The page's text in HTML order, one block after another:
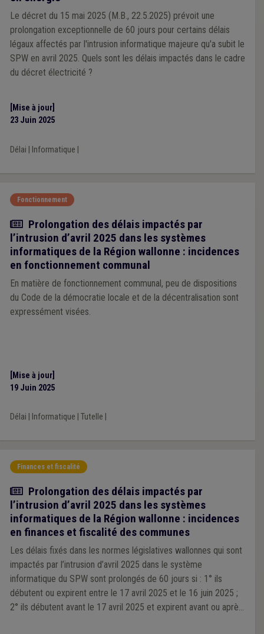
Le décret du 15 mai 2025 (M.B., 22.5.2025) prévoit une
prolongation exceptionnelle de 60 jours pour certains délais
légaux affectés par l'intrusion informatique majeure qu'a subit le
SPW en avril 2025. Quels sont les délais impactés dans le cadre
du décret électricité ?
[Mise à jour]
23 Juin 2025
Délai Informatique
Fonctionnement
Actualité
Prolongation des délais impactés par
l’intrusion d’avril 2025 dans les systèmes
informatiques de la Région wallonne : incidences
en fonctionnement communal
En matière de fonctionnement communal, peu de dispositions
du Code de la démocratie locale et de la décentralisation sont
expressément visées.
[Mise à jour]
19 Juin 2025
Délai Informatique Tutelle
Finances et fiscalité
Actualité
Prolongation des délais impactés par
l’intrusion d’avril 2025 dans les systèmes
informatiques de la Région wallonne : incidences
en finances et fiscalité des communes
Les délais fixés dans les normes législatives wallonnes qui sont
impactés par l’intrusion d’avril 2025 dans le système
informatique du SPW sont prolongés de 60 jours si : 1° ils
débutent ou expirent entre le 17 avril 2025 et le 16 juin 2025 ;
2° ils débutent avant le 17 avril 2025 et expirent avant ou après